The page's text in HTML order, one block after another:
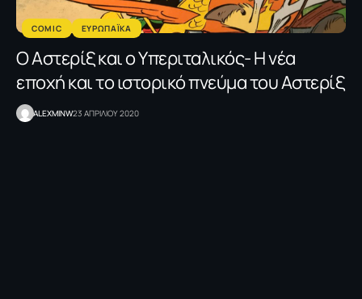
COMIC ΕΥΡΩΠΑΪΚΑ
Ο Αστερίξ και ο Υπεριταλικός- Η νέα
εποχή και το ιστορικό πνεύμα του Αστερίξ
ALEXMINW23 ΑΠΡΙΛΙΟΥ 2020